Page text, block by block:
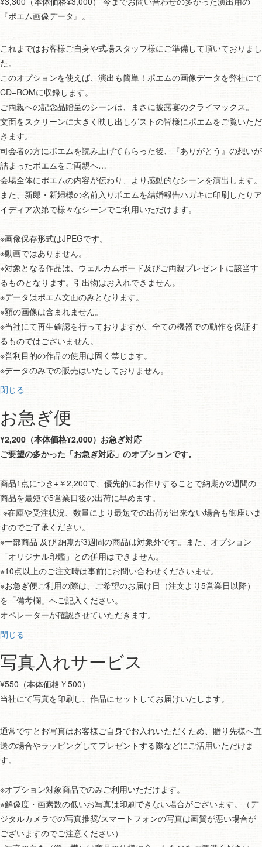
『ポエム画像データ』。
これまではお客様ご自身や式場スタッフ様にご準備して頂いておりまし
た。
このオプションを使えば、演出も簡単！ポエムの画像データを弊社にて
CD−ROMに収録します。
ご両親への記念品贈呈のシーンは、まさに披露宴のクライマックス。
文面をスクリーンに大きく映し出しゲストの皆様にポエムをご覧いただ
きます。
司会者の方にポエムを読み上げてもらった後、『ありがとう』の想いが
詰まったポエムをご両親へ…
会場全体にポエムの内容が伝わり、より感動的なシーンを演出します。
また、新郎・新婦様の名前入りポエムを結婚報告ハガキに印刷したりア
イディア次第で様々なシーンでご利用いただけます。
※画像保存形式はJPEGです。
※動画ではありません。
※対象となる作品は、ウェルカムボード及びご両親プレゼントに該当す
るものとなります。引出物はお入れできません。
※データはポエム文面のみとなります。
※額の画像は含まれません。
※当社にて再生確認を行っておりますが、全ての機器での動作を保証す
るものではございません。
※営利目的の作品の使用は固く禁じます。
※データのみでの販売はいたしておりません。
閉じる
お急ぎ便
¥2,200（本体価格¥2,000）お急ぎ対応
ご要望の多かった「お急ぎ対応」のオプションです。
商品1点につき+￥2,200で、優先的にお作りすることで納期が2週間の
商品を最短で5営業日後の出荷に早めます。
※在庫や受注状況、数量により最短での出荷が出来ない場合も御座いま
すのでご了承ください。
※一部商品 及び 納期が3週間の商品は対象外です。また、オプション
「オリジナル印鑑」との併用はできません。
※10点以上のご注文時は事前にお問い合わせくださいませ。
※お急ぎ便ご利用の際は、ご希望のお届け日（注文より5営業日以降）
を「備考欄」へご記入ください。
オペレーターが確認させていただきます。
閉じる
写真入れサービス
¥550（本体価格￥500）
当社にて写真を印刷し、作品にセットしてお届けいたします。
通常ですとお写真はお客様ご自身でお入れいただくため、贈り先様へ直
送の場合やラッピングしてプレゼントする際などにご活用いただけま
す。
※オプション対象商品でのみご利用いただけます。
※解像度・画素数の低いお写真は印刷できない場合がございます。（デ
ジタルカメラでの写真推奨/スマートフォンの写真は画質が悪い場合が
ございますのでご注意ください）